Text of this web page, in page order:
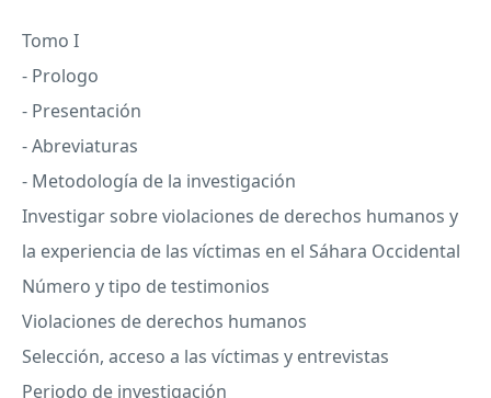
Tomo I
- Prologo
- Presentación
- Abreviaturas
- Metodología de la investigación
Investigar sobre violaciones de derechos humanos y
la experiencia de las víctimas en el Sáhara Occidental
Número y tipo de testimonios
Violaciones de derechos humanos
Selección, acceso a las víctimas y entrevistas
Periodo de investigación